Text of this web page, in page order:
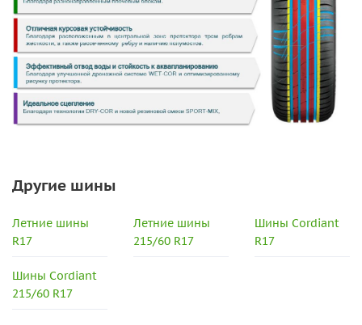
Другие шины
Летние шины
R17
Летние шины
215/60 R17
Шины Cordiant
R17
Шины Cordiant
215/60 R17